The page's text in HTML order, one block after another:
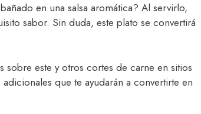
en una salsa aromática? Al servirlo,
sabor. Sin duda, este plato se convertirá
sobre este y otros cortes de carne en sitios
que te ayudarán a convertirte en